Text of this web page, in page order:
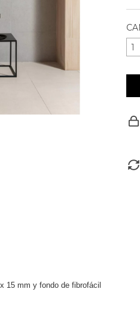
15 mm y fondo de fibrofácil